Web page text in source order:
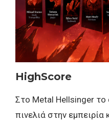
HighScore
Στο Metal Hellsinger το
πινελιά στην